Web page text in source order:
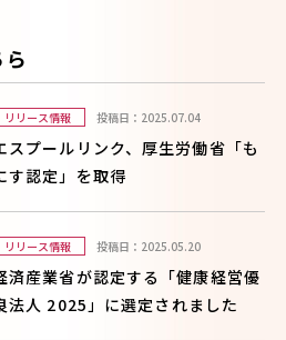
リリース情報 投稿日：2025.07.04
スプールリンク、厚生労働省「も
す認定」を取得
リリース情報 投稿日：2025.05.20
済産業省が認定する「健康経営優
法人 2025」に選定されました